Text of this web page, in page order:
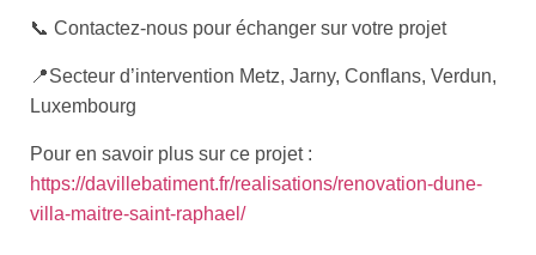
📞 Contactez-nous pour échanger sur votre projet
📍Secteur d’intervention Metz, Jarny, Conflans, Verdun,
Luxembourg
Pour en savoir plus sur ce projet :
https://davillebatiment.fr/realisations/renovation-dune-
villa-maitre-saint-raphael/